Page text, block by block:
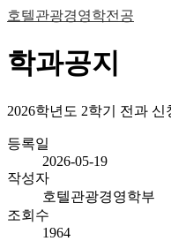
호텔관광경영학전공
학과공지
2026학년도 2학기 전과 신
등록일
2026-05-19
작성자
호텔관광경영학부
조회수
1964